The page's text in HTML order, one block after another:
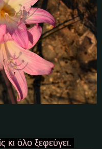
κι όλο ξεφεύγει.